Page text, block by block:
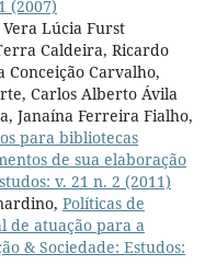
(2007)
Lúcia Furst
Caldeira, Ricardo
Conceição Carvalho,
Carlos Alberto Ávila
Janaína Ferreira Fialho,
para bibliotecas
de sua elaboração
v. 21 n. 2 (2011)
Políticas de
de atuação para a
& Sociedade: Estudos: